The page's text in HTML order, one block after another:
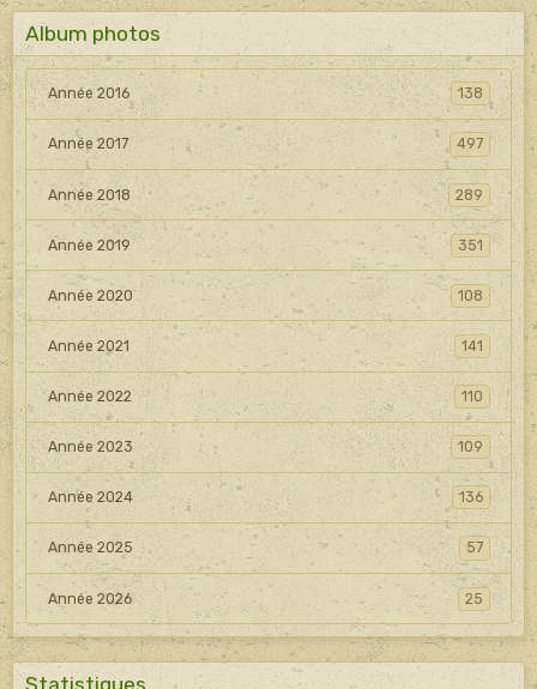
Album photos
Année 2016 138
Année 2017 497
Année 2018 289
Année 2019 351
Année 2020 108
Année 2021 141
Année 2022 110
Année 2023 109
Année 2024 136
Année 2025 57
Année 2026 25